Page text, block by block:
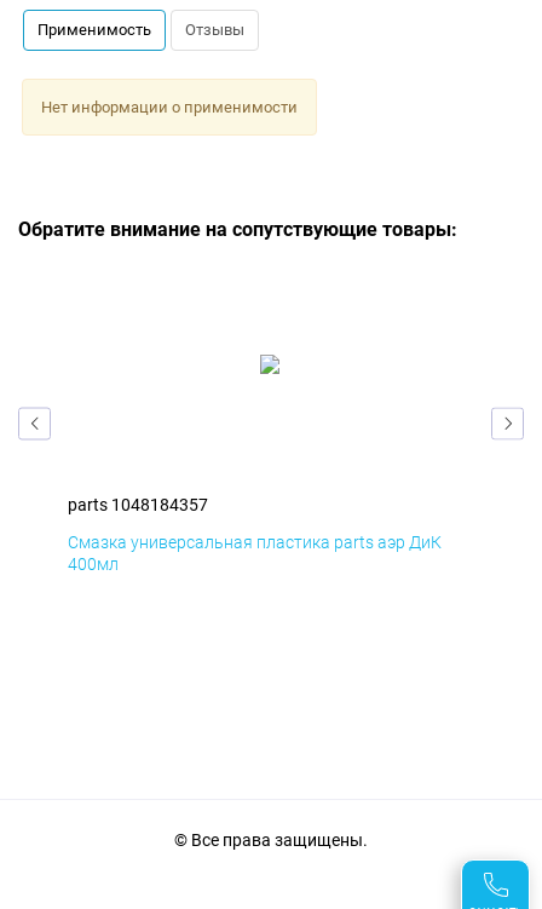
Применимость Отзывы
Нет информации о применимости
Обратите внимание на сопутствующие товары:
parts 1048184357
Смазка универсальная пластика parts аэр ДиК
400мл
© Все права защищены.